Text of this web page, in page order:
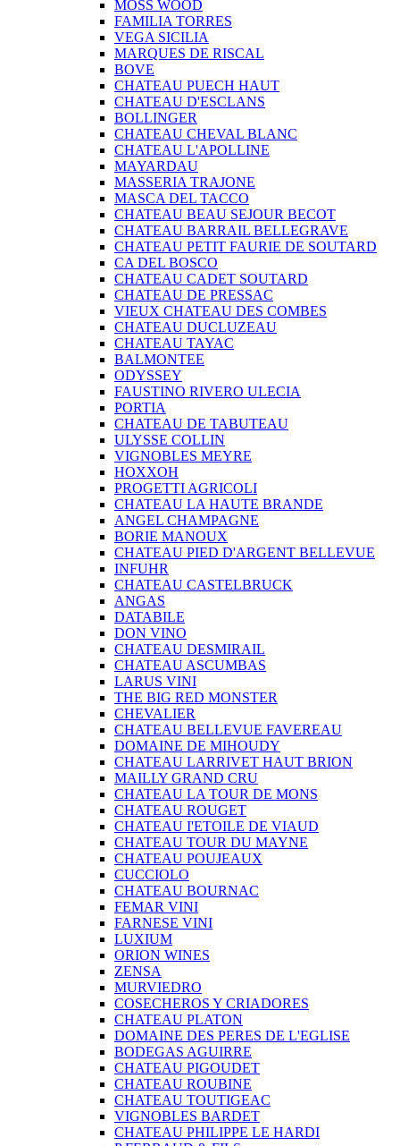
MOSS WOOD
FAMILIA TORRES
VEGA SICILIA
MARQUES DE RISCAL
BOVE
CHATEAU PUECH HAUT
CHATEAU D'ESCLANS
BOLLINGER
CHATEAU CHEVAL BLANC
CHATEAU L'APOLLINE
MAYARDAU
MASSERIA TRAJONE
MASCA DEL TACCO
CHATEAU BEAU SEJOUR BECOT
CHATEAU BARRAIL BELLEGRAVE
CHATEAU PETIT FAURIE DE SOUTARD
CA DEL BOSCO
CHATEAU CADET SOUTARD
CHATEAU DE PRESSAC
VIEUX CHATEAU DES COMBES
CHATEAU DUCLUZEAU
CHATEAU TAYAC
BALMONTEE
ODYSSEY
FAUSTINO RIVERO ULECIA
PORTIA
CHATEAU DE TABUTEAU
ULYSSE COLLIN
VIGNOBLES MEYRE
HOXXOH
PROGETTI AGRICOLI
CHATEAU LA HAUTE BRANDE
ANGEL CHAMPAGNE
BORIE MANOUX
CHATEAU PIED D'ARGENT BELLEVUE
INFUHR
CHATEAU CASTELBRUCK
ANGAS
DATABILE
DON VINO
CHATEAU DESMIRAIL
CHATEAU ASCUMBAS
LARUS VINI
THE BIG RED MONSTER
CHEVALIER
CHATEAU BELLEVUE FAVEREAU
DOMAINE DE MIHOUDY
CHATEAU LARRIVET HAUT BRION
MAILLY GRAND CRU
CHATEAU LA TOUR DE MONS
CHATEAU ROUGET
CHATEAU I'ETOILE DE VIAUD
CHATEAU TOUR DU MAYNE
CHATEAU POUJEAUX
CUCCIOLO
CHATEAU BOURNAC
FEMAR VINI
FARNESE VINI
LUXIUM
ORION WINES
ZENSA
MURVIEDRO
COSECHEROS Y CRIADORES
CHATEAU PLATON
DOMAINE DES PERES DE L'EGLISE
BODEGAS AGUIRRE
CHATEAU PIGOUDET
CHATEAU ROUBINE
CHATEAU TOUTIGEAC
VIGNOBLES BARDET
CHATEAU PHILIPPE LE HARDI